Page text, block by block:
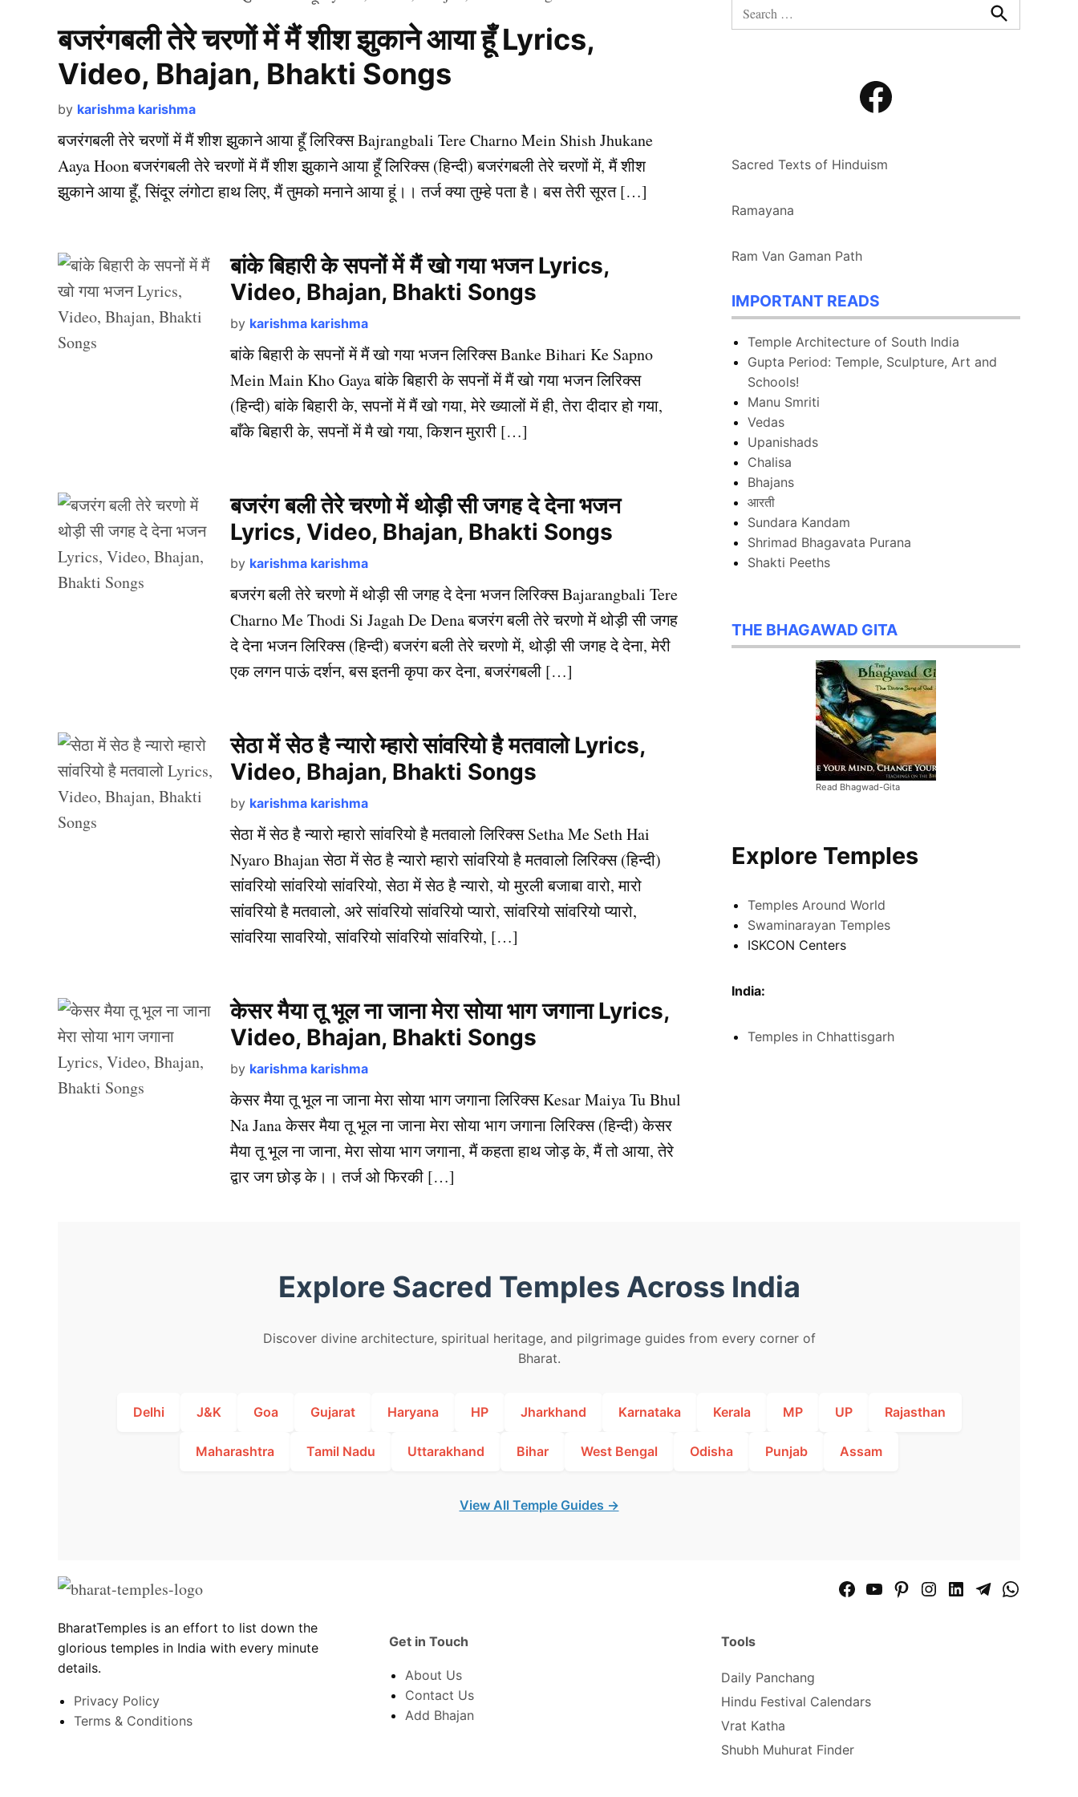
बजरंगबली तेरे चरणों में मैं शीश झुकाने आया हूँ Lyrics,
Video, Bhajan, Bhakti Songs
by karishma karishma
बजरंगबली तेरे चरणों में मैं शीश झुकाने आया हूँ लिरिक्स Bajrangbali Tere Charno Mein Shish Jhukane
Aaya Hoon बजरंगबली तेरे चरणों में मैं शीश झुकाने आया हूँ लिरिक्स (हिन्दी) बजरंगबली तेरे चरणों में, मैं शीश
झुकाने आया हूँ, सिंदूर लंगोटा हाथ लिए, मैं तुमको मनाने आया हूं।। तर्ज क्या तुम्हे पता है। बस तेरी सूरत […]
बांके बिहारी के सपनों में मैं खो गया भजन Lyrics,
Video, Bhajan, Bhakti Songs
by karishma karishma
बांके बिहारी के सपनों में मैं खो गया भजन लिरिक्स Banke Bihari Ke Sapno
Mein Main Kho Gaya बांके बिहारी के सपनों में मैं खो गया भजन लिरिक्स
(हिन्दी) बांके बिहारी के, सपनों में मैं खो गया, मेरे ख्यालों में ही, तेरा दीदार हो गया,
बाँके बिहारी के, सपनों में मै खो गया, किशन मुरारी […]
बजरंग बली तेरे चरणो में थोड़ी सी जगह दे देना भजन
Lyrics, Video, Bhajan, Bhakti Songs
by karishma karishma
बजरंग बली तेरे चरणो में थोड़ी सी जगह दे देना भजन लिरिक्स Bajarangbali Tere
Charno Me Thodi Si Jagah De Dena बजरंग बली तेरे चरणो में थोड़ी सी जगह
दे देना भजन लिरिक्स (हिन्दी) बजरंग बली तेरे चरणो में, थोड़ी सी जगह दे देना, मेरी
एक लगन पाऊं दर्शन, बस इतनी कृपा कर देना, बजरंगबली […]
सेठा में सेठ है न्यारो म्हारो सांवरियो है मतवालो Lyrics,
Video, Bhajan, Bhakti Songs
by karishma karishma
सेठा में सेठ है न्यारो म्हारो सांवरियो है मतवालो लिरिक्स Setha Me Seth Hai
Nyaro Bhajan सेठा में सेठ है न्यारो म्हारो सांवरियो है मतवालो लिरिक्स (हिन्दी)
सांवरियो सांवरियो सांवरियो, सेठा में सेठ है न्यारो, यो मुरली बजाबा वारो, मारो
सांवरियो है मतवालो, अरे सांवरियो सांवरियो प्यारो, सांवरियो सांवरियो प्यारो,
सांवरिया सावरियो, सांवरियो सांवरियो सांवरियो, […]
केसर मैया तू भूल ना जाना मेरा सोया भाग जगाना Lyrics,
Video, Bhajan, Bhakti Songs
by karishma karishma
केसर मैया तू भूल ना जाना मेरा सोया भाग जगाना लिरिक्स Kesar Maiya Tu Bhul
Na Jana केसर मैया तू भूल ना जाना मेरा सोया भाग जगाना लिरिक्स (हिन्दी) केसर
मैया तू भूल ना जाना, मेरा सोया भाग जगाना, मैं कहता हाथ जोड़ के, मैं तो आया, तेरे
द्वार जग छोड़ के।। तर्ज ओ फिरकी […]
Search
for:
Search
Facebook
Sacred Texts of Hinduism
Ramayana
Ram Van Gaman Path
IMPORTANT READS
Temple Architecture of South India
Gupta Period: Temple, Sculpture, Art and
Schools!
Manu Smriti
Vedas
Upanishads
Chalisa
Bhajans
आरती
Sundara Kandam
Shrimad Bhagavata Purana
Shakti Peeths
THE BHAGAWAD GITA
Read Bhagwad-Gita
Explore Temples
Temples Around World
Swaminarayan Temples
ISKCON Centers
India:
Temples in Chhattisgarh
Explore Sacred Temples Across India
Discover divine architecture, spiritual heritage, and pilgrimage guides from every corner of
Bharat.
Delhi J&K Goa Gujarat Haryana HP Jharkhand Karnataka Kerala MP UP Rajasthan
Maharashtra Tamil Nadu Uttarakhand Bihar West Bengal Odisha Punjab Assam
View All Temple Guides →
Facebook
YouTubePinterestInstagram
LinkedIn
TelegramWhatsApp
BharatTemples is an effort to list down the
glorious temples in India with every minute
details.
Privacy Policy
Terms & Conditions
Get in Touch
About Us
Contact Us
Add Bhajan
Tools
Daily Panchang
Hindu Festival Calendars
Vrat Katha
Shubh Muhurat Finder